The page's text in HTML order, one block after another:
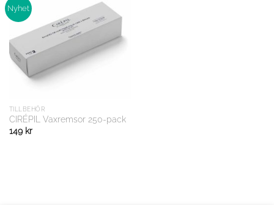
Nyhet
TILLBEHÖR
CIRÉPIL Vaxremsor 250-pack
149 kr